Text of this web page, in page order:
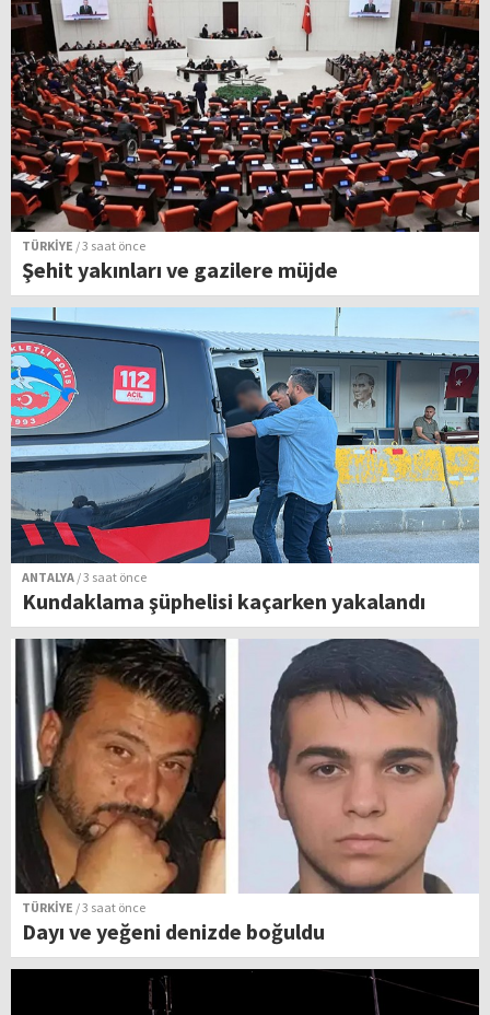
TÜRKİYE / 3 saat önce
Şehit yakınları ve gazilere müjde
ANTALYA / 3 saat önce
Kundaklama şüphelisi kaçarken yakalandı
TÜRKİYE / 3 saat önce
Dayı ve yeğeni denizde boğuldu